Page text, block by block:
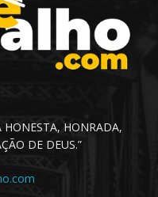
HONESTA, HONRADA,
DE DEUS.”